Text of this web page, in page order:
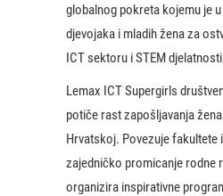
globalnog pokreta kojemu je
djevojaka i mladih žena za
ICT sektoru i STEM
Lemax ICT Supergirls
potiče rast zapošljavanja
Hrvatskoj. Povezuje fakultete
zajedničko promicanje rodne
organizira inspirativne